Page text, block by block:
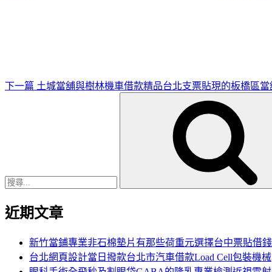
下一篇 土城當舖與樹林機車借款精品台北支票貼現的板橋區當
近期文章
新竹當鋪專業非石棉墊片有那些荷重元選擇台中票貼借錢
台北網頁設計當日撥款台北市汽車借款Load Cell包裝機械